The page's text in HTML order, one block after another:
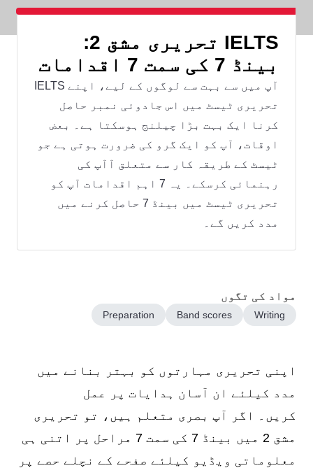
IELTS تحریری مشق 2:
بینڈ 7 کی سمت 7 اقدامات
آپ میں سے بہت سے لوگوں کے ليے، اپنے IELTS
تحریری ٹیسٹ میں اس جادوئی نمبر حاصل
کرنا ایک بہت بڑا چیلنج ہوسکتا ہے۔ بعض
اوقات، آپ کو ایک گرو کی ضرورت ہوتی ہے جو
ٹیسٹ کے طریقہ کار سے متعلق آآپ کی
رہنمائی کرسکے۔ یہ 7 اہم اقدامات آپ کو
تحریری ٹیسٹ میں بینڈ 7 حاصل کرنے میں
مدد کریں گے۔
مواد کی تگوں
Writing
Band scores
Preparation
اپنی تحریری مہارتوں کو بہتر بنانے میں
مدد کیلئے ان آسان ہدایات پر عمل
کریں۔ اگر آپ بصری متعلم ہیں، تو تحریری
مشق 2 میں بینڈ 7 کی سمت 7 مراحل پر اتنی ہی
معلوماتی ویڈیو کیلئے صفحے کے نچلے حصے پر